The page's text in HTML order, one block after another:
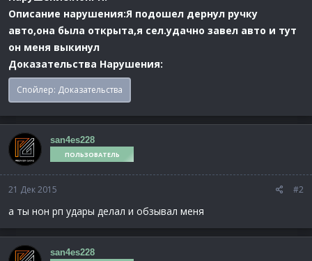
Описание нарушения:Я подошел дернул ручку
авто,она была открыта,я сел.удачно завел авто и тут
он меня выкинул
Доказательства Нарушения:
Спойлер: Доказательства
san4es228
ПОЛЬЗОВАТЕЛЬ
21 Дек 2015 #2
а ты нон рп удары делал и обзывал меня
san4es228